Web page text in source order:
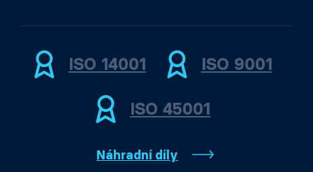
ISO 14001 ISO 9001
ISO 45001
Náhradní díly